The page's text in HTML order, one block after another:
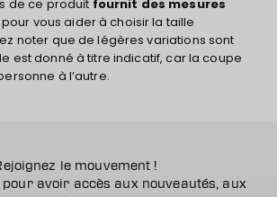
de ce produit fournit des mesures
pour vous aider à choisir la taille
noter que de légères variations sont
est donné à titre indicatif, car la coupe
à l’autre.
le mouvement !
pour avoir accès aux nouveautés, aux